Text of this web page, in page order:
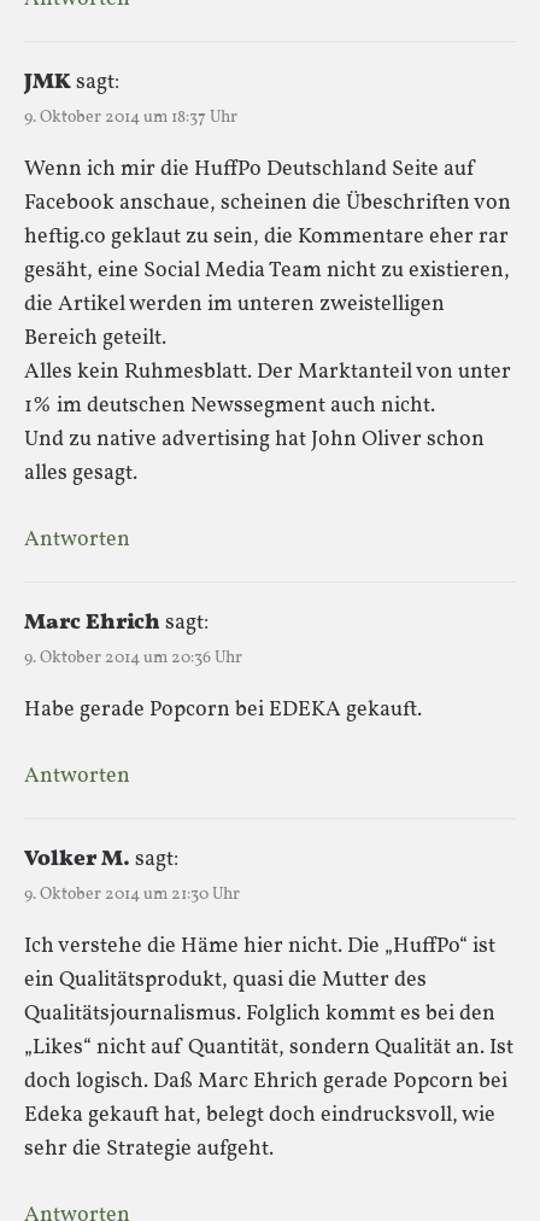
JMKsagt:
9. Oktober 2014 um 18:37 Uhr
Wenn ich mir die HuffPo Deutschland Seite auf
Facebook anschaue, scheinen die Übeschriften von
heftig.co geklaut zu sein, die Kommentare eher rar
gesäht, eine Social Media Team nicht zu existieren,
die Artikel werden im unteren zweistelligen
Bereich geteilt.
Alles kein Ruhmesblatt. Der Marktanteil von unter
1% im deutschen Newssegment auch nicht.
Und zu native advertising hat John Oliver schon
alles gesagt.
Antworten
Marc Ehrich sagt:
9. Oktober 2014 um 20:36 Uhr
Habe gerade Popcorn bei EDEKA gekauft.
Antworten
Volker M. sagt:
9. Oktober 2014 um 21:30 Uhr
Ich verstehe die Häme hier nicht. Die „HuffPo“ ist
ein Qualitätsprodukt, quasi die Mutter des
Qualitätsjournalismus. Folglich kommt es bei den
„Likes“ nicht auf Quantität, sondern Qualität an. Ist
doch logisch. Daß Marc Ehrich gerade Popcorn bei
Edeka gekauft hat, belegt doch eindrucksvoll, wie
sehr die Strategie aufgeht.